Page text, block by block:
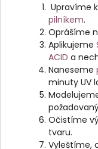
Upravíme
pilníkem.
Oprášíme
Aplikujeme
ACID a
Naneseme
minuty UV
Očistíme
tvaru.
Vyleštíme,